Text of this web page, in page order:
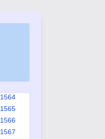
1564
1565
1566
1567